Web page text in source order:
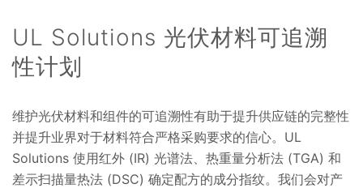
UL Solutions 光伏材料可追溯
性计划
维护光伏材料和组件的可追溯性有助于提升供应链的完整性
并提升业界对于材料符合严格采购要求的信心。UL
Solutions 使用红外 (IR) 光谱法、热重量分析法 (TGA) 和
差示扫描量热法 (DSC) 确定配方的成分指纹。我们会对产